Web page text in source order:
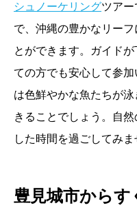
シュノーケリングツア
で、沖縄の豊かなリー
とができます。ガイド
ての方でも安心して参
は色鮮やかな魚たちが
きることでしょう。自
した時間を過ごしてみま
豊見城市からす